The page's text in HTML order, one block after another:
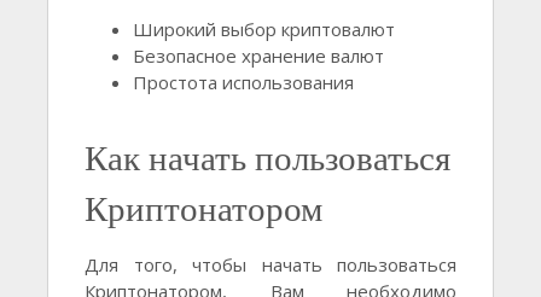
Широкий выбор криптовалют
Безопасное хранение валют
Простота использования
Как начать пользоваться
Криптонатором
Для того, чтобы начать пользоваться
Криптонатором, Вам необходимо